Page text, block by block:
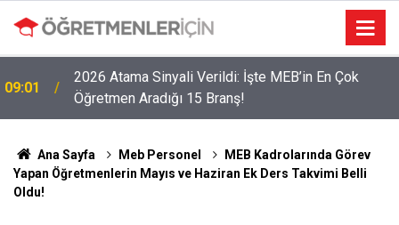
09:01
2026 Atama Sinyali Verildi: İşte MEB’in En Çok
Öğretmen Aradığı 15 Branş!
Ana Sayfa Meb Personel
MEB Kadrolarında Görev
Yapan Öğretmenlerin Mayıs ve Haziran Ek Ders Takvimi Belli
Oldu!